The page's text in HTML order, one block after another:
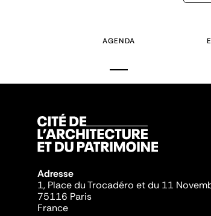
AGENDA
Adresse
1, Place du Trocadéro et du 11
75116 Paris
France